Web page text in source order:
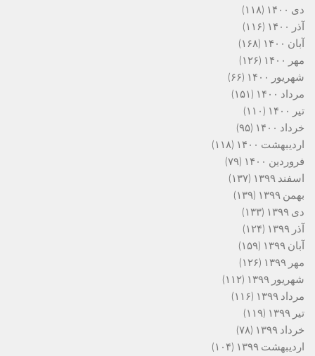
دی ۱۴۰۰
(۱۱۸)
آذر ۱۴۰۰
(۱۱۶)
آبان ۱۴۰۰
(۱۶۸)
مهر ۱۴۰۰
(۱۲۶)
شهریور ۱۴۰۰
(۶۶)
مرداد ۱۴۰۰
(۱۵۱)
تیر ۱۴۰۰
(۱۱۰)
خرداد ۱۴۰۰
(۹۵)
اردیبهشت ۱۴۰۰
(۱۱۸)
فروردین ۱۴۰۰
(۷۹)
اسفند ۱۳۹۹
(۱۳۷)
بهمن ۱۳۹۹
(۱۳۹)
دی ۱۳۹۹
(۱۳۳)
آذر ۱۳۹۹
(۱۲۴)
آبان ۱۳۹۹
(۱۵۹)
مهر ۱۳۹۹
(۱۲۶)
شهریور ۱۳۹۹
(۱۱۲)
مرداد ۱۳۹۹
(۱۱۶)
تیر ۱۳۹۹
(۱۱۹)
خرداد ۱۳۹۹
(۷۸)
اردیبهشت ۱۳۹۹
(۱۰۴)